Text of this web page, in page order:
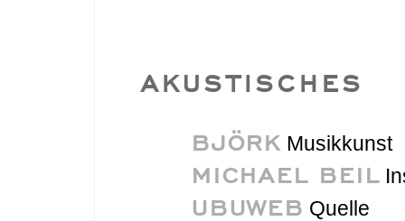
AKUSTISCHES
BJÖRK Musikkunst
MICHAEL BEIL
UBUWEB Quelle